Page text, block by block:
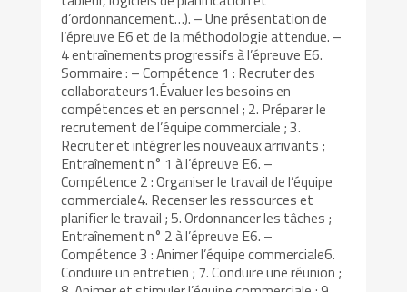
d’ordonnancement…). – Une présentation de
l’épreuve E6 et de la méthodologie attendue. –
4 entraînements progressifs à l’épreuve E6.
Sommaire : – Compétence 1 : Recruter des
collaborateurs1.Évaluer les besoins en
compétences et en personnel ; 2. Préparer le
recrutement de l’équipe commerciale ; 3.
Recruter et intégrer les nouveaux arrivants ;
Entraînement n° 1 à l’épreuve E6. –
Compétence 2 : Organiser le travail de l’équipe
commerciale4. Recenser les ressources et
planifier le travail ; 5. Ordonnancer les tâches ;
Entraînement n° 2 à l’épreuve E6. –
Compétence 3 : Animer l’équipe commerciale6.
Conduire un entretien ; 7. Conduire une réunion ;